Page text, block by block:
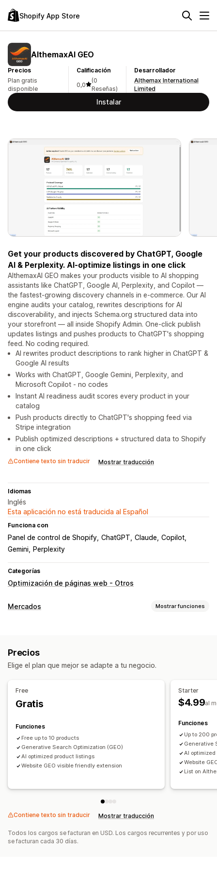
Shopify App Store
AlthemaxAI GEO
Precios
Plan gratis
disponible
Calificación
0,0
(0
Reseñas)
Desarrollador
Althemax International
Limited
Instalar
Get your products discovered by ChatGPT, Google
AI & Perplexity. AI-optimize listings in one click
AlthemaxAI GEO makes your products visible to AI shopping
assistants like ChatGPT, Google AI, Perplexity, and Copilot —
the fastest-growing discovery channels in e-commerce. Our AI
engine audits your catalog, rewrites descriptions for AI
discoverability, and injects Schema.org structured data into
your storefront — all inside Shopify Admin. One-click publish
updates listings and pushes products to ChatGPT's shopping
feed. No coding required.
AI rewrites product descriptions to rank higher in ChatGPT &
Google AI results
Works with ChatGPT, Google Gemini, Perplexity, and
Microsoft Copilot - no codes
Instant AI readiness audit scores every product in your
catalog
Push products directly to ChatGPT's shopping feed via
Stripe integration
Publish optimized descriptions + structured data to Shopify
in one click
Contiene texto sin traducir Mostrar traducción
Idiomas
Inglés
Esta aplicación no está traducida al Español
Funciona con
Panel de control de Shopify ChatGPT Claude Copilot
Gemini
Perplexity
Categorías
Optimización de páginas web - Otros
Mercados Mostrar funciones
Sincronización de productos
Publicaciones personalizadas
Panel de control unificado
Sincronización de inventario
Precios
Elige el plan que mejor se adapte a tu negocio.
Free
Gratis
Funciones
Free up to 10 products
Generative Search Optimization (GEO)
AI optimized product listings
Website GEO visible friendly extension
Starter
$4.99al
Funciones
Up to 200
Generative
AI
Website
List on
Contiene texto sin traducir Mostrar traducción
Todos los cargos se facturan en USD. Los cargos recurrentes y por uso
se facturan cada 30 días.